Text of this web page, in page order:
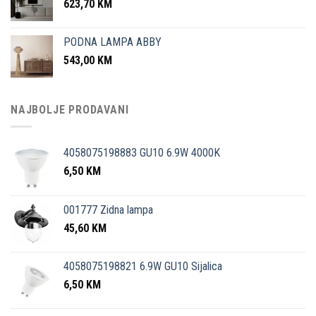
623,70 KM
PODNA LAMPA ABBY
543,00 KM
NAJBOLJE PRODAVANI
4058075198883 GU10 6.9W 4000K
6,50 KM
001777 Zidna lampa
45,60 KM
4058075198821 6.9W GU10 Sijalica
6,50 KM